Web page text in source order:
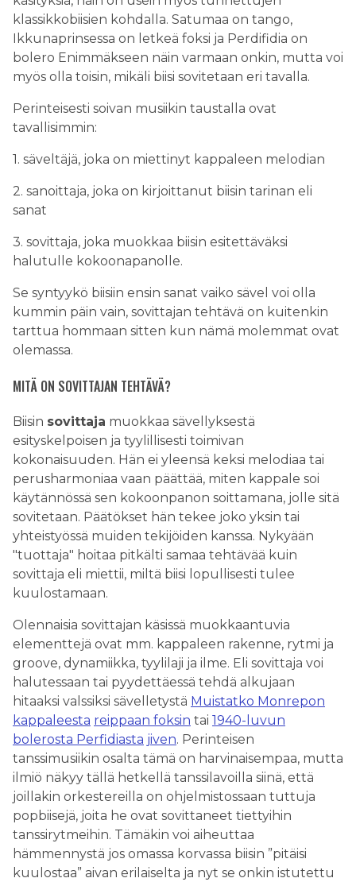
klassikkobiisien kohdalla. Satumaa on tango,
Ikkunaprinsessa on letkeä foksi ja Perdifidia on
bolero Enimmäkseen näin varmaan onkin, mutta voi
myös olla toisin, mikäli biisi sovitetaan eri tavalla.
Perinteisesti soivan musiikin taustalla ovat
tavallisimmin:
1. säveltäjä, joka on miettinyt kappaleen melodian
2. sanoittaja, joka on kirjoittanut biisin tarinan eli
sanat
3. sovittaja, joka muokkaa biisin esitettäväksi
halutulle kokoonapanolle.
Se syntyykö biisiin ensin sanat vaiko sävel voi olla
kummin päin vain, sovittajan tehtävä on kuitenkin
tarttua hommaan sitten kun nämä molemmat ovat
olemassa.
MITÄ ON SOVITTAJAN TEHTÄVÄ?
Biisin sovittaja muokkaa sävellyksestä
esityskelpoisen ja tyylillisesti toimivan
kokonaisuuden. Hän ei yleensä keksi melodiaa tai
perusharmoniaa vaan päättää, miten kappale soi
käytännössä sen kokoonpanon soittamana, jolle sitä
sovitetaan. Päätökset hän tekee joko yksin tai
yhteistyössä muiden tekijöiden kanssa. Nykyään
"tuottaja" hoitaa pitkälti samaa tehtävää kuin
sovittaja eli miettii, miltä biisi lopullisesti tulee
kuulostamaan.
Olennaisia sovittajan käsissä muokkaantuvia
elementtejä ovat mm. kappaleen rakenne, rytmi ja
groove, dynamiikka, tyylilaji ja ilme. Eli sovittaja voi
halutessaan tai pyydettäessä tehdä alkujaan
hitaaksi valssiksi sävelletystä Muistatko Monrepon
kappaleesta reippaan foksin tai 1940-luvun
bolerosta Perfidiasta jiven. Perinteisen
tanssimusiikin osalta tämä on harvinaisempaa, mutta
ilmiö näkyy tällä hetkellä tanssilavoilla siinä, että
joillakin orkestereilla on ohjelmistossaan tuttuja
popbiisejä, joita he ovat sovittaneet tiettyihin
tanssirytmeihin. Tämäkin voi aiheuttaa
hämmennystä jos omassa korvassa biisin ”pitäisi
kuulostaa” aivan erilaiselta ja nyt se onkin istutettu